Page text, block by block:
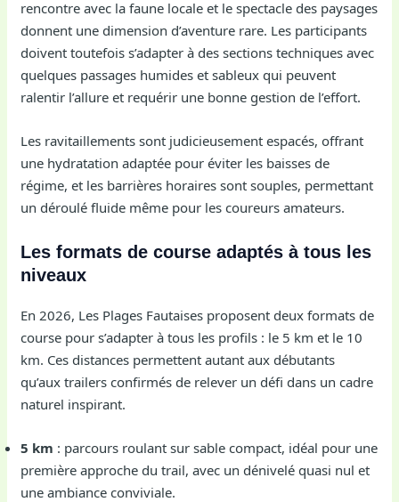
rencontre avec la faune locale et le spectacle des paysages
donnent une dimension d’aventure rare. Les participants
doivent toutefois s’adapter à des sections techniques avec
quelques passages humides et sableux qui peuvent
ralentir l’allure et requérir une bonne gestion de l’effort.
Les ravitaillements sont judicieusement espacés, offrant
une hydratation adaptée pour éviter les baisses de
régime, et les barrières horaires sont souples, permettant
un déroulé fluide même pour les coureurs amateurs.
Les formats de course adaptés à tous les
niveaux
En 2026, Les Plages Fautaises proposent deux formats de
course pour s’adapter à tous les profils : le 5 km et le 10
km. Ces distances permettent autant aux débutants
qu’aux trailers confirmés de relever un défi dans un cadre
naturel inspirant.
5 km : parcours roulant sur sable compact, idéal pour une
première approche du trail, avec un dénivelé quasi nul et
une ambiance conviviale.